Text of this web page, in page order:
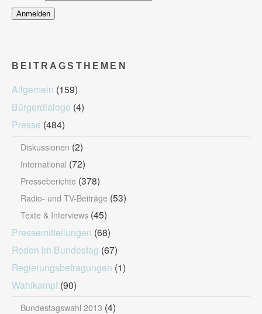
BEITRAGSTHEMEN
Allgemein (159)
Bürgerdialoge (4)
Presse (484)
Diskussionen (2)
International (72)
Presseberichte (378)
Radio- und TV-Beiträge (53)
Texte & Interviews (45)
Pressemitteilungen (68)
Reden im Bundestag (67)
Regierungsbefragungen (1)
Wahlkampf (90)
Bundestagswahl 2013 (4)